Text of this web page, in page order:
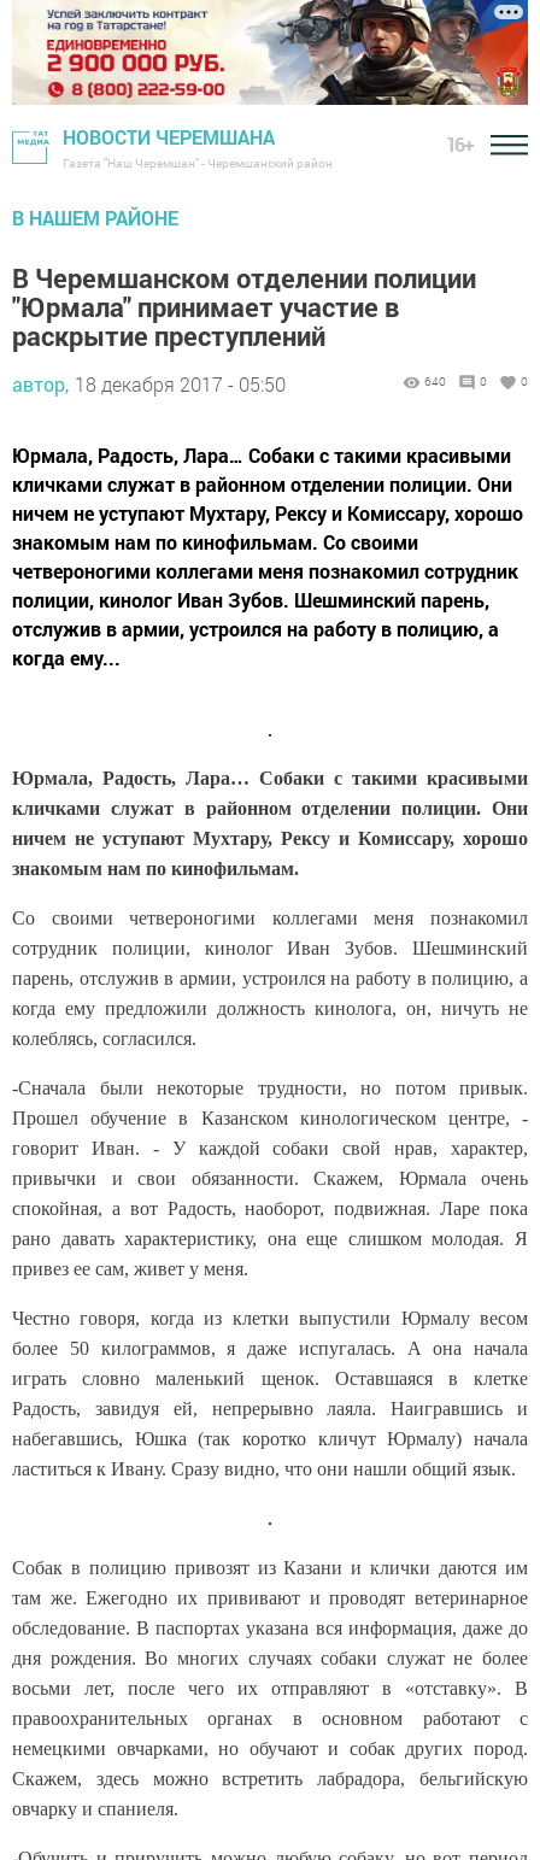
НОВОСТИ ЧЕРЕМШАНА
Газета "Наш Черемшан" - Черемшанский район
16+
В НАШЕМ РАЙОНЕ
В Черемшанском отделении полиции
"Юрмала" принимает участие в
раскрытие преступлений
автор, 18 декабря 2017 - 05:50 640 0 0
Юрмала, Радость, Лара… Собаки с такими красивыми
кличками служат в районном отделении полиции. Они
ничем не уступают Мухтару, Рексу и Комиссару, хорошо
знакомым нам по кинофильмам. Со своими
четвероногими коллегами меня познакомил сотрудник
полиции, кинолог Иван Зубов. Шешминский парень,
отслужив в армии, устроился на работу в полицию, а
когда ему...
Юрмала, Радость, Лара… Собаки с такими красивыми
кличками служат в районном отделении полиции. Они
ничем не уступают Мухтару, Рексу и Комиссару, хорошо
знакомым нам по кинофильмам.
Со своими четвероногими коллегами меня познакомил
сотрудник полиции, кинолог Иван Зубов. Шешминский
парень, отслужив в армии, устроился на работу в полицию, а
когда ему предложили должность кинолога, он, ничуть не
колеблясь, согласился.
-Сначала были некоторые трудности, но потом привык.
Прошел обучение в Казанском кинологическом центре, -
говорит Иван. - У каждой собаки свой нрав, характер,
привычки и свои обязанности. Скажем, Юрмала очень
спокойная, а вот Радость, наоборот, подвижная. Ларе пока
рано давать характеристику, она еще слишком молодая. Я
привез ее сам, живет у меня.
Честно говоря, когда из клетки выпустили Юрмалу весом
более 50 килограммов, я даже испугалась. А она начала
играть словно маленький щенок. Оставшаяся в клетке
Радость, завидуя ей, непрерывно лаяла. Наигравшись и
набегавшись, Юшка (так коротко кличут Юрмалу) начала
ластиться к Ивану. Сразу видно, что они нашли общий язык.
Собак в полицию привозят из Казани и клички даются им
там же. Ежегодно их прививают и проводят ветеринарное
обследование. В паспортах указана вся информация, даже до
дня рождения. Во многих случаях собаки служат не более
восьми лет, после чего их отправляют в «отставку». В
правоохранительных органах в основном работают с
немецкими овчарками, но обучают и собак других пород.
Скажем, здесь можно встретить лабрадора, бельгийскую
овчарку и спаниеля.